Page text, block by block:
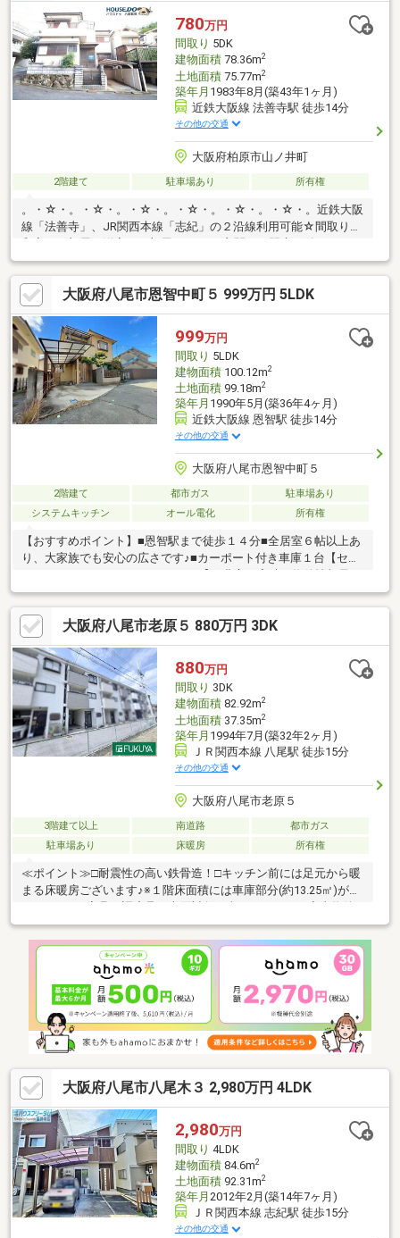
です。■ ご希望の住まい探しをお手伝いします ━━━━━・・・
物件の詳細・ご相談はお気軽にお問い合わせください。
780万円
間取り 5DK
建物面積78.36m2
土地面積75.77m2
築年月 1983年8月(築43年1ヶ月)
近鉄大阪線 法善寺駅 徒歩14分
その他の交通
大阪府柏原市山ノ井町
2階建て 駐車場あり 所有権
。・☆・。・☆・。・☆・。・☆・。・☆・。・☆・。近鉄大阪
線「法善寺」、JR関西本線「志紀」の２沿線利用可能☆間取りは
すので、お子様やペットの飛び出し防止になります！西側と南側
の２面バルコニーで洗濯物干場にも困りません♪・ファミリーマー
ト柏原平野店‥徒歩１１分・ファミリーマート法善寺駅東店‥徒歩
１３分・ほっかほっか亭法善寺店‥徒歩１２分・フレッシュマーケ
ットアオイ柏原法善寺駅前店‥徒歩１４分・柏原市立堅下北小学
校‥徒歩８分・柏原市立堅下北中学校‥徒歩１１分。・☆・。・
☆・。・☆・。・☆・。・☆・。・☆・。
大阪府八尾市恩智中町５ 999万円 5LDK
999万円
間取り 5LDK
建物面積100.12m2
土地面積99.18m2
築年月 1990年5月(築36年4ヶ月)
近鉄大阪線 恩智駅 徒歩14分
その他の交通
大阪府八尾市恩智中町５
2階建て 都市ガス
駐車場あり
システムキッチン
オール電化 所有権
【おすすめポイント】■恩智駅まで徒歩１４分■全居室６帖以上あ
り、大家族でも安心の広さです♪■カーポート付き車庫１台【セン
諸事情で掲載していない未公開物件や、売出予定物件の情報もあ
ります。■購入時の下取り保障あり、ローン残の方でも安心して
お家をお探しいただけます。■リフォーム・登記・引越し・ネッ
ト環境等トータルで紹介可能です。■地域密着の経験豊富なスタ
ッフが一からアドバイスいたします。
大阪府八尾市老原５ 880万円 3DK
880万円
間取り 3DK
建物面積82.92m2
土地面積37.35m2
築年月 1994年7月(築32年2ヶ月)
ＪＲ関西本線 八尾駅 徒歩15分
その他の交通
大阪府八尾市老原５
3階建て以上 南道路
都市ガス
駐車場あり
床暖房 所有権
≪ポイント≫□耐震性の高い鉄骨造！□キッチン前には足元から暖
まる床暖房ございます♪※１階床面積には車庫部分(約13.25㎡)が含
のお問い合わせは、FUKUYA八尾店までお願い致します◆ＦＵＫ
ＵＹＡ八尾店はアリオ南東側フコク生命ビルの１階です。お電
話、メール、ご来店随時受付中です。ネット未掲載物件やこれか
ら売り出し予定の情報も豊富にございますのでまずはご希望条件
をお聞かせください。ご来店お待ちしております。
大阪府八尾市八尾木３ 2,980万円 4LDK
2,980万円
間取り 4LDK
建物面積84.6m2
土地面積92.31m2
築年月 2012年2月(築14年7ヶ月)
ＪＲ関西本線 志紀駅 徒歩15分
その他の交通